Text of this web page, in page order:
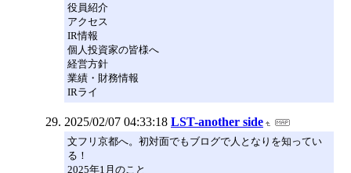
役員紹介
アクセス
IR情報
個人投資家の皆様へ
経営方針
業績・財務情報
IRライ
2025/02/07 04:33:18 LST-another side
文フリ京都へ。初対面でもブログで人となりを知ってい
る！
2025年1月のこと